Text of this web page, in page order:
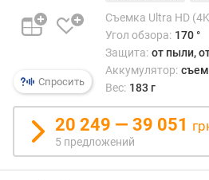
л
е
-
,
в
л
Спросить
Съемка Ultra HD
Угол обзора: 170 °
Защита: от пыли,
Аккумулятор:
Вес: 183 г
20 249 — 39 051
5 предложений